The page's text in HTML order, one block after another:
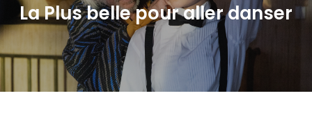
La Plus belle pour aller danser